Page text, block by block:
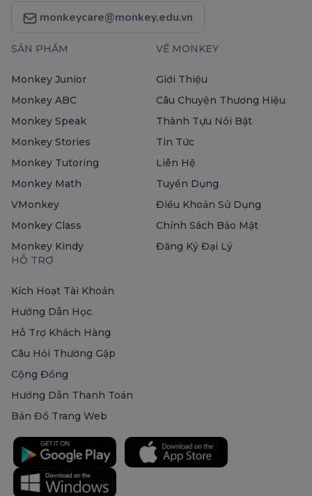
monkeycare@monkey.edu.vn
SẢN PHẨM
Monkey Junior
Monkey ABC
Monkey Speak
Monkey Stories
Monkey Tutoring
Monkey Math
VMonkey
Monkey Class
Monkey Kindy
VỀ MONKEY
Giới Thiệu
Câu Chuyện Thương Hiệu
Thành Tựu Nổi Bật
Tin Tức
Liên Hệ
Tuyển Dụng
Điều Khoản Sử Dụng
Chính Sách Bảo Mật
Đăng Ký Đại Lý
HỖ TRỢ
Kích Hoạt Tài Khoản
Hướng Dẫn Học
Hỗ Trợ Khách Hàng
Câu Hỏi Thường Gặp
Cộng Đồng
Hướng Dẫn Thanh Toán
Bản Đồ Trang Web